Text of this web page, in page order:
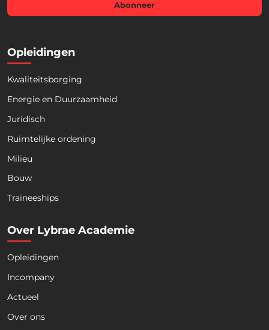
*
Abonneer
Opleidingen
Kwaliteitsborging
Energie en Duurzaamheid
Juridisch
Ruimtelijke ordening
Milieu
Bouw
Traineeships
Over Lybrae Academie
Opleidingen
Incompany
Actueel
Over ons
Naam